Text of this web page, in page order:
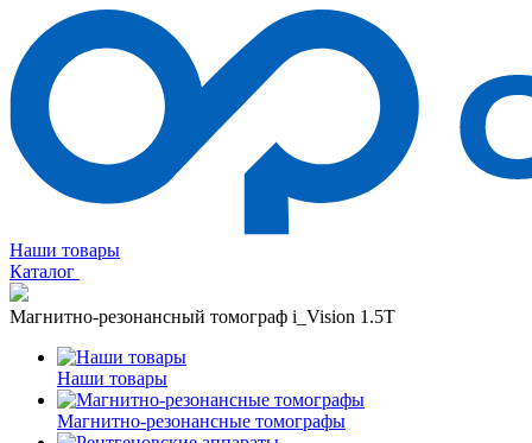
Наши товары
Каталог
Магнитно-резонансный томограф i_Vision 1.5T
Наши товары
Магнитно-резонансные томографы